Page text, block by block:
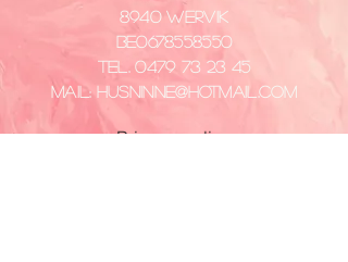
8940 Wervik
​BE0678558550
Tel.0479 73 23 45
Mail: husninne@hotmail.com
Privacy policy